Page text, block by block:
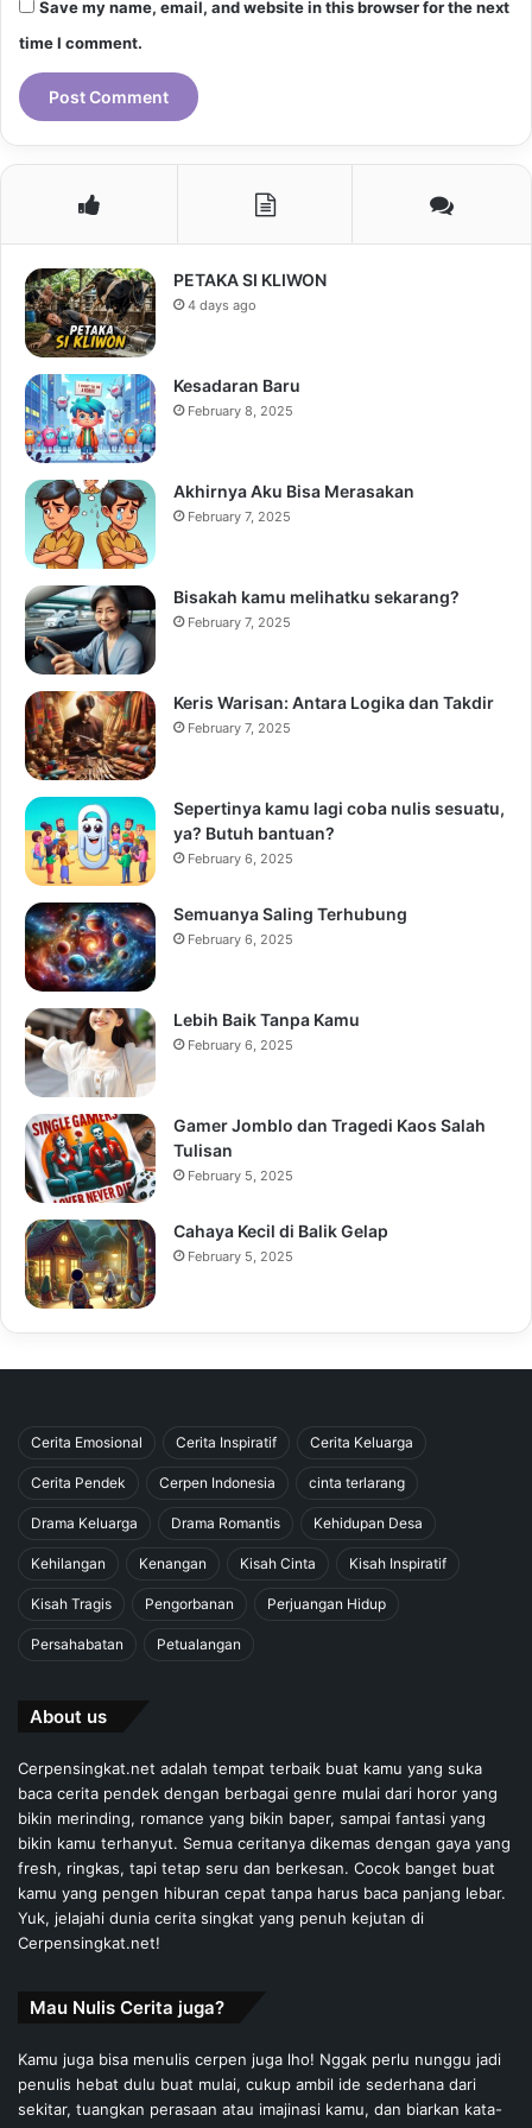
Save my name, email, and website in this browser for the next
time I comment.
PETAKA SI KLIWON
4 days ago
Kesadaran Baru
February 8, 2025
Akhirnya Aku Bisa Merasakan
February 7, 2025
Bisakah kamu melihatku sekarang?
February 7, 2025
Keris Warisan: Antara Logika dan Takdir
February 7, 2025
Sepertinya kamu lagi coba nulis sesuatu,
ya? Butuh bantuan?
February 6, 2025
Semuanya Saling Terhubung
February 6, 2025
Lebih Baik Tanpa Kamu
February 6, 2025
Gamer Jomblo dan Tragedi Kaos Salah
Tulisan
February 5, 2025
Cahaya Kecil di Balik Gelap
February 5, 2025
Cerita Emosional Cerita Inspiratif Cerita Keluarga
Cerita Pendek Cerpen Indonesia cinta terlarang
Drama Keluarga Drama Romantis Kehidupan Desa
Kehilangan Kenangan Kisah Cinta Kisah Inspiratif
Kisah Tragis Pengorbanan Perjuangan Hidup
Persahabatan Petualangan
About us
Cerpensingkat.net adalah tempat terbaik buat kamu yang suka
baca cerita pendek dengan berbagai genre mulai dari horor yang
bikin merinding, romance yang bikin baper, sampai fantasi yang
bikin kamu terhanyut. Semua ceritanya dikemas dengan gaya yang
fresh, ringkas, tapi tetap seru dan berkesan. Cocok banget buat
kamu yang pengen hiburan cepat tanpa harus baca panjang lebar.
Yuk, jelajahi dunia cerita singkat yang penuh kejutan di
Cerpensingkat.net!
Mau Nulis Cerita juga?
Kamu juga bisa menulis cerpen juga lho! Nggak perlu nunggu jadi
penulis hebat dulu buat mulai, cukup ambil ide sederhana dari
sekitar, tuangkan perasaan atau imajinasi kamu, dan biarkan kata-